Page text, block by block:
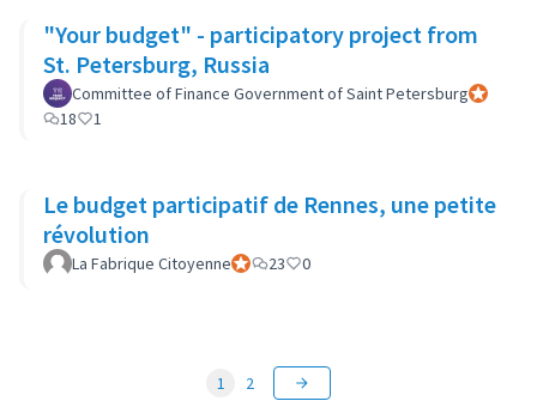
"Your budget" - participatory project from
St. Petersburg, Russia
Committee of Finance Government of Saint Petersburg
18
1
Le budget participatif de Rennes, une petite
révolution
La Fabrique CitoyenneParticipant officiel
23 0
1 2